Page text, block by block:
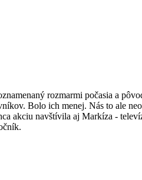
rozmarmi počasia a
Bolo ich menej. Nás to ale
akciu navštívila aj Markíza -